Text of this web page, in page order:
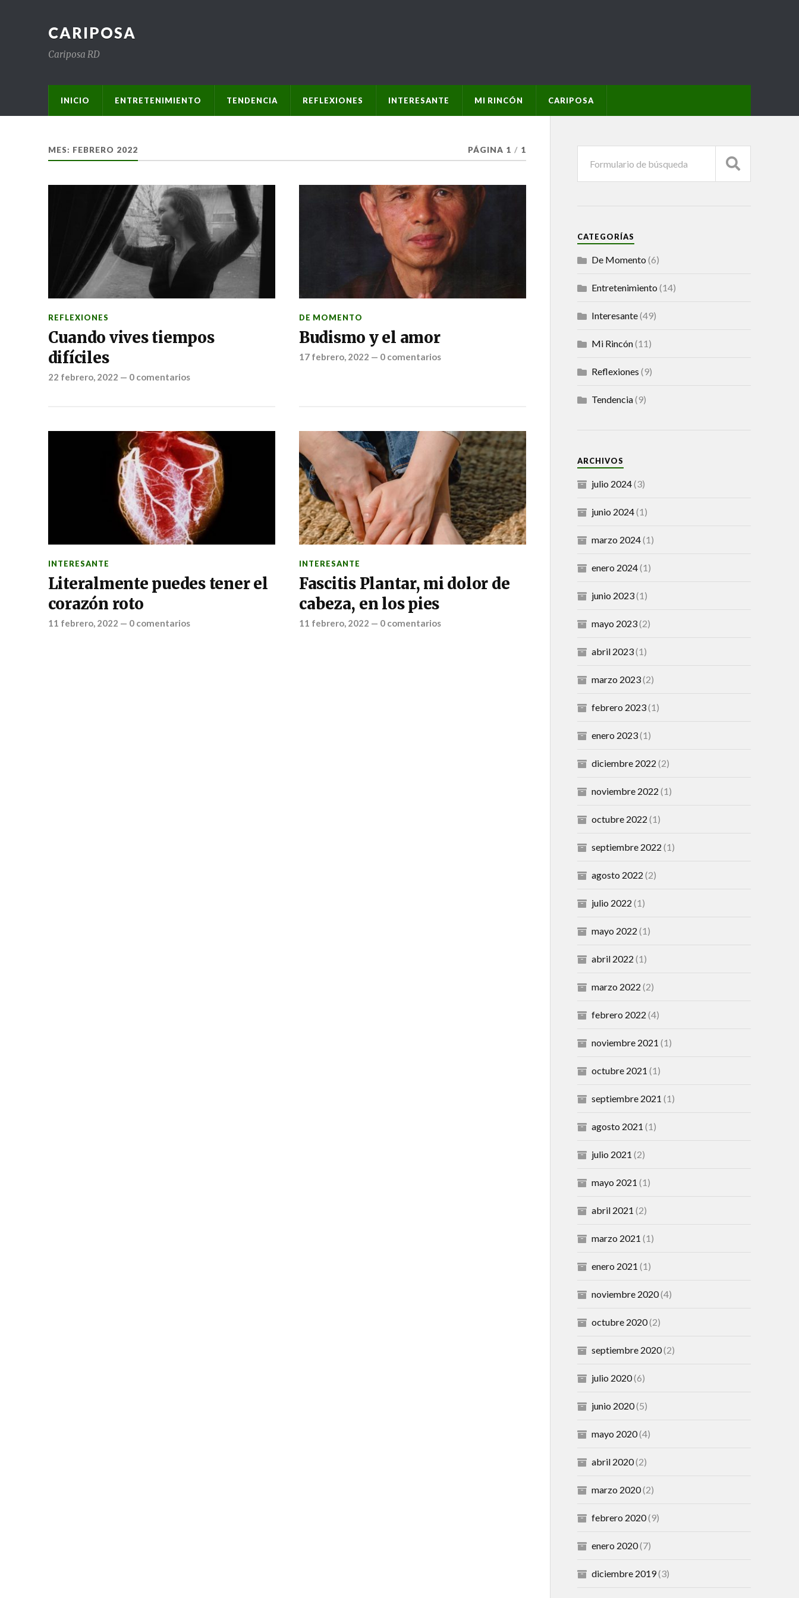
CARIPOSA
Cariposa RD
INICIO ENTRETENIMIENTO TENDENCIA REFLEXIONES INTERESANTE MI RINCÓN CARIPOSA
MES: FEBRERO 2022 PÁGINA 1 / 1
REFLEXIONES
Cuando vives tiempos
difíciles
22 febrero, 2022 — 0 comentarios
DE MOMENTO
Budismo y el amor
17 febrero, 2022 — 0 comentarios
INTERESANTE
Literalmente puedes tener el
corazón roto
11 febrero, 2022 — 0 comentarios
INTERESANTE
Fascitis Plantar, mi dolor de
cabeza, en los pies
11 febrero, 2022 — 0 comentarios
CATEGORÍAS
De Momento (6)
Entretenimiento (14)
Interesante(49)
Mi Rincón(11)
Reflexiones (9)
Tendencia(9)
ARCHIVOS
julio 2024(3)
junio 2024(1)
marzo 2024(1)
enero 2024(1)
junio 2023(1)
mayo 2023(2)
abril 2023(1)
marzo 2023(2)
febrero 2023(1)
enero 2023(1)
diciembre 2022 (2)
noviembre 2022 (1)
octubre 2022 (1)
septiembre 2022 (1)
agosto 2022 (2)
julio 2022 (1)
mayo 2022 (1)
abril 2022 (1)
marzo 2022 (2)
febrero 2022 (4)
noviembre 2021 (1)
octubre 2021 (1)
septiembre 2021 (1)
agosto 2021 (1)
julio 2021 (2)
mayo 2021 (1)
abril 2021 (2)
marzo 2021 (1)
enero 2021 (1)
noviembre 2020(4)
octubre 2020(2)
septiembre 2020(2)
julio 2020(6)
junio 2020(5)
mayo 2020(4)
abril 2020(2)
marzo 2020(2)
febrero 2020(9)
enero 2020(7)
diciembre 2019(3)